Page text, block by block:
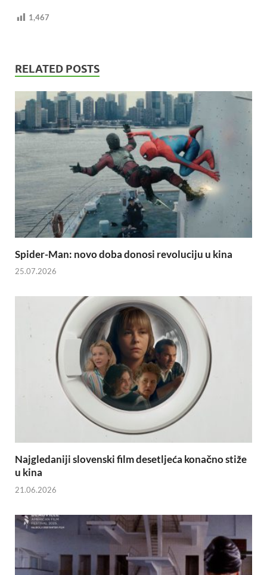
1,467
RELATED POSTS
Spider-Man: novo doba donosi revoluciju u kina
25.07.2026
Najgledaniji slovenski film desetljeća konačno stiže
u kina
21.06.2026